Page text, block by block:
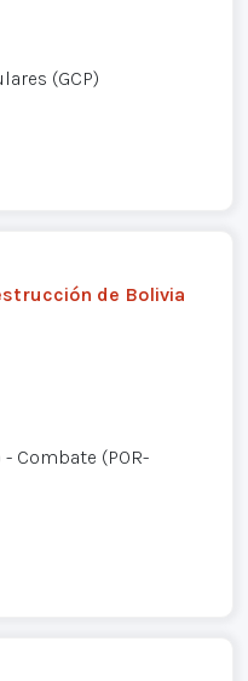
(GCP)
de Bolivia
Combate (POR-